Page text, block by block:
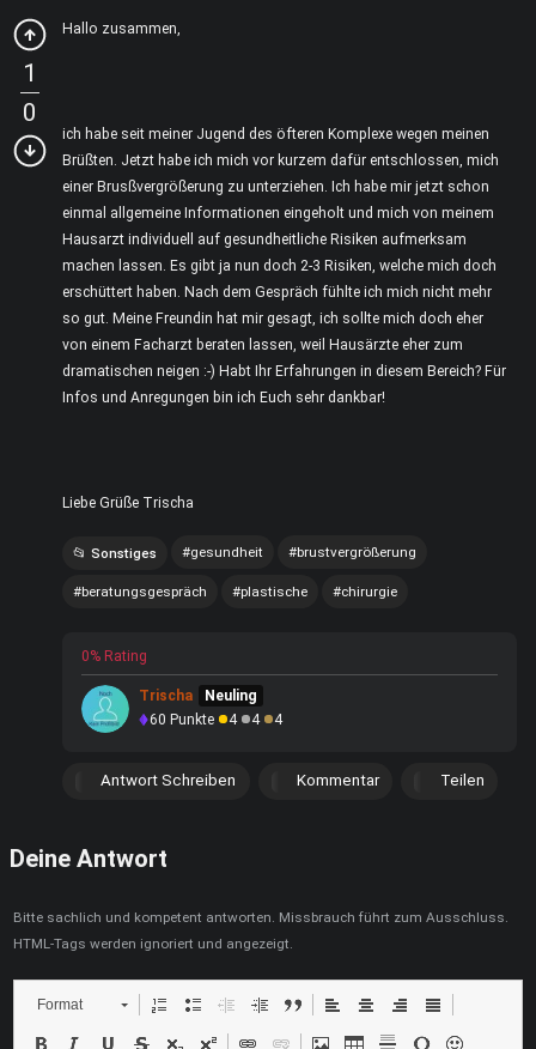
1
0
Hallo zusammen,
ich habe seit meiner Jugend des öfteren Komplexe wegen meinen
Brüßten. Jetzt habe ich mich vor kurzem dafür entschlossen, mich
einer Brusßvergrößerung zu unterziehen. Ich habe mir jetzt schon
einmal allgemeine Informationen eingeholt und mich von meinem
Hausarzt individuell auf gesundheitliche Risiken aufmerksam
machen lassen. Es gibt ja nun doch 2-3 Risiken, welche mich doch
erschüttert haben. Nach dem Gespräch fühlte ich mich nicht mehr
so gut. Meine Freundin hat mir gesagt, ich sollte mich doch eher
von einem Facharzt beraten lassen, weil Hausärzte eher zum
dramatischen neigen :-) Habt Ihr Erfahrungen in diesem Bereich? Für
Infos und Anregungen bin ich Euch sehr dankbar!
Liebe Grüße Trischa
Sonstiges gesundheit brustvergrößerung
beratungsgespräch plastische chirurgie
0% Rating
Trischa
Neuling
60 Punkte 4 4 4
Antwort Schreiben Kommentar Teilen
Deine Antwort
Bitte sachlich und kompetent antworten. Missbrauch führt zum Ausschluss.
HTML-Tags werden ignoriert und angezeigt.
Format